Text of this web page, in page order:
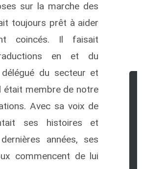
sur la marche des
toujours prêt à aider
coincés. Il faisait
en et du
du secteur et
était membre de notre
Avec sa voix de
ses histoires et
années, ses
commencent de lui